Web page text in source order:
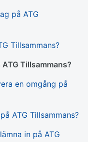
på ATG
Tillsammans?
Tillsammans?
en omgång på
ATG Tillsammans?
in på ATG